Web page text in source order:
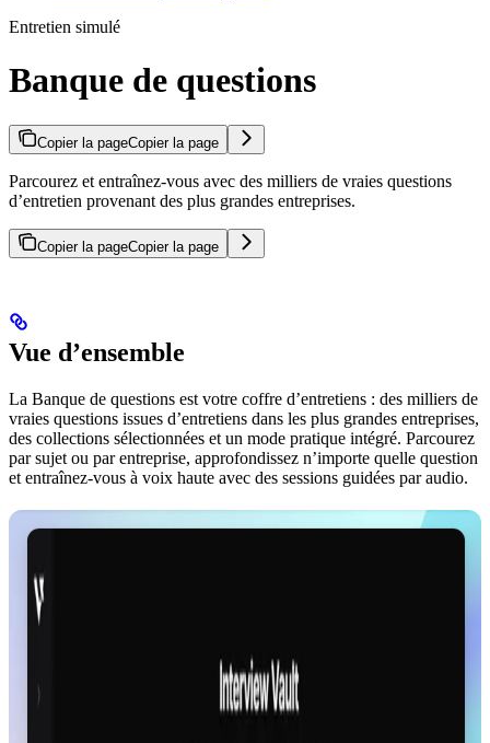
Entretien simulé
Banque de questions
Copier la pageCopier la page
Parcourez et entraînez-vous avec des milliers de vraies questions
d’entretien provenant des plus grandes entreprises.
Copier la pageCopier la page
Vue d’ensemble
La Banque de questions est votre coffre d’entretiens : des milliers de
vraies questions issues d’entretiens dans les plus grandes entreprises,
des collections sélectionnées et un mode pratique intégré. Parcourez
par sujet ou par entreprise, approfondissez n’importe quelle question
et entraînez-vous à voix haute avec des sessions guidées par audio.